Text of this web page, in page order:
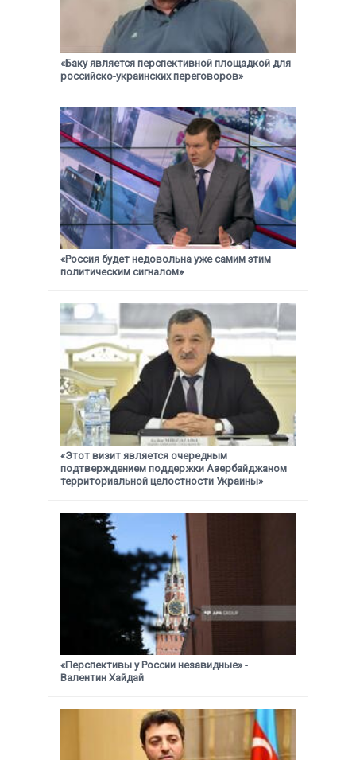
«Баку является перспективной площадкой для
российско-украинских переговоров»
«Россия будет недовольна уже самим этим
политическим сигналом»
«Этот визит является очередным
подтверждением поддержки Азербайджаном
территориальной целостности Украины»
«Перспективы у России незавидные» -
Валентин Хайдай